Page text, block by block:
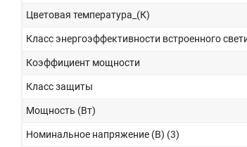
Цветовая температура_(К)
Класс энергоэффективности встроенного
Коэффициент мощности
Класс защиты
Мощность (Вт)
Номинальное напряжение (В) (3)